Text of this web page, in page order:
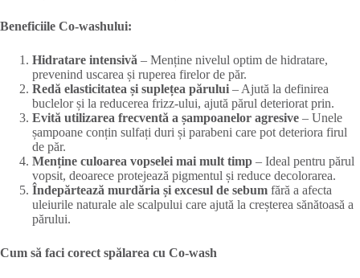
Beneficiile Co-washului:
Hidratare intensivă – Menține nivelul optim de hidratare,
prevenind uscarea și ruperea firelor de păr.
Redă elasticitatea și suplețea părului – Ajută la definirea
buclelor și la reducerea frizz-ului, ajută părul deteriorat prin.
Evită utilizarea frecventă a șampoanelor agresive – Unele
șampoane conțin sulfați duri și parabeni care pot deteriora firul
de păr.
Menține culoarea vopselei mai mult timp – Ideal pentru părul
vopsit, deoarece protejează pigmentul și reduce decolorarea.
Îndepărtează murdăria și excesul de sebum fără a afecta
uleiurile naturale ale scalpului care ajută la creșterea sănătoasă a
părului.
Cum să faci corect spălarea cu Co-wash